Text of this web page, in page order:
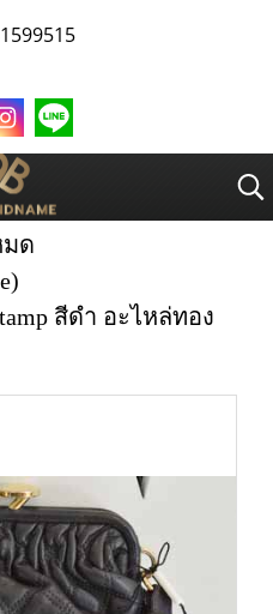
ด
สีดำ อะไหล่ทอง